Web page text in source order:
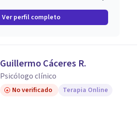
Ver perfil completo
Guillermo Cáceres R.
Psicólogo clínico
No verificado Terapia Online